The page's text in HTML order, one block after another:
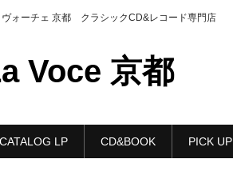
ヴォーチェ 京都 クラシックCD&レコード専門店
Voce 京都
CATALOG LP CD&BOOK PICK UP